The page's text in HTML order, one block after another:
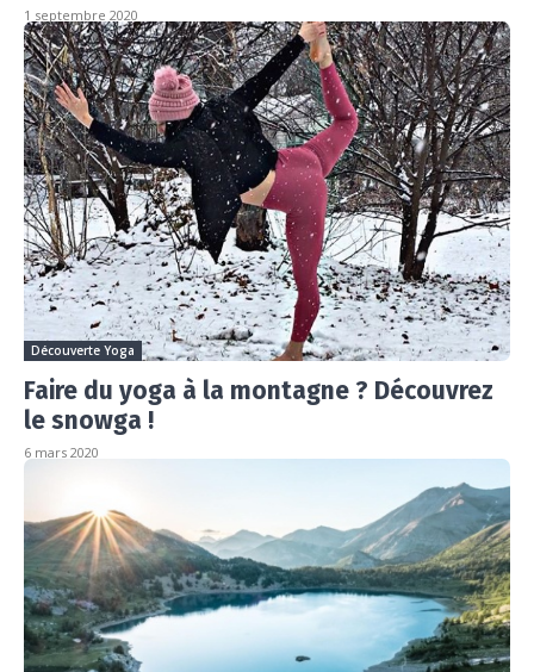
1 septembre 2020
Découverte Yoga
Faire du yoga à la montagne ? Découvrez
le snowga !
6 mars 2020